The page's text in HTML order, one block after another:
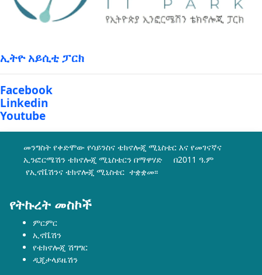
ኢትዮ አይሲቲ ፓርክ
Facebook
Linkedin
Youtube
መንግስት የቀድሞው የሳይንስና ቴክኖሎጂ ሚኒስቴር እና የመገናኛና
ኢንፎርሜሽን ቴክኖሎጂ ሚኒስቴርን በማዋሃድ በ2011 ዓ.ም
የኢኖቬሽንና ቴክኖሎጂ ሚኒስቴር ተቋቋመ፡፡
የትኩረት መስኮች
ምርምር
ኢኖቬሽን
የቴክኖሎጂ ሽግግር
ዲጂታላይዜሽን